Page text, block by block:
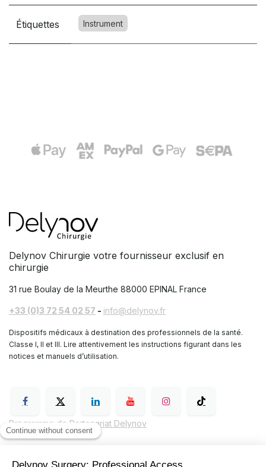
Étiquettes Instrument
Delynov Chirurgie votre fournisseur exclusif en
chirurgie
31 rue Boulay de la Meurthe 88000 EPINAL France
+33 (0)3 72 54 02 57 - info@delynov.fr
Dispositifs médicaux à destination des professionnels de la santé.
Classe I, II et III. Lire attentivement les instructions figurant dans les
notices et manuels d’utilisation.
Programme de Partenariat Delynov